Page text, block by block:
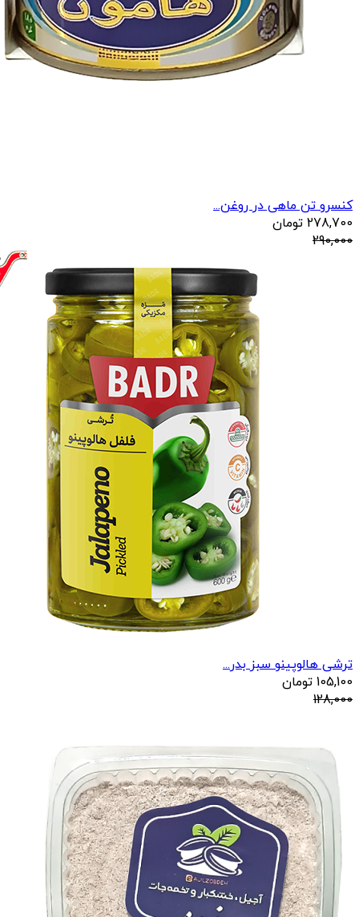
کنسرو تن ماهی در روغن...
278,700 تومان
290,000
ترشی هالوپینو سبز بدر...
105,100 تومان
128,000